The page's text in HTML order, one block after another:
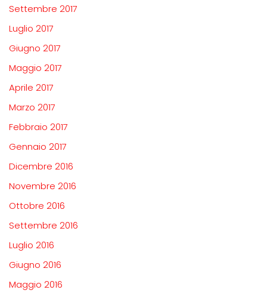
Settembre 2017
Luglio 2017
Giugno 2017
Maggio 2017
Aprile 2017
Marzo 2017
Febbraio 2017
Gennaio 2017
Dicembre 2016
Novembre 2016
Ottobre 2016
Settembre 2016
Luglio 2016
Giugno 2016
Maggio 2016